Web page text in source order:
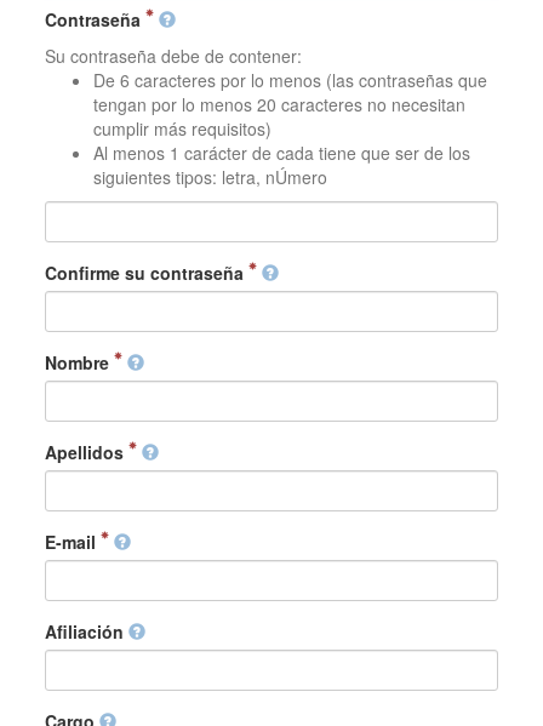
Contraseña
Su contraseña debe de contener:
De 6 caracteres por lo menos (las contraseñas que
tengan por lo menos 20 caracteres no necesitan
cumplir más requisitos)
Al menos 1 carácter de cada tiene que ser de los
siguientes tipos: letra, nÚmero
Confirme su contraseña
Nombre
Apellidos
E-mail
Afiliación
Cargo